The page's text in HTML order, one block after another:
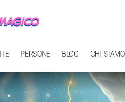
PERSONE BLOG CHI SIAMO